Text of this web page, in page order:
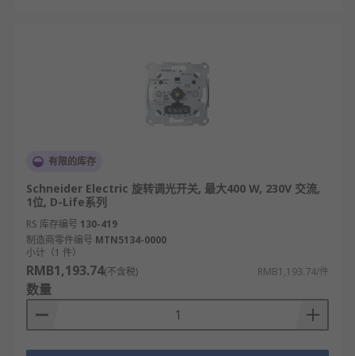
有限的库存
Schneider Electric 旋转调光开关, 最大400 W, 230V 交流,
1位, D-Life系列
RS 库存编号 130-419
制造商零件编号 MTN5134-0000
小计（1 件）
RMB1,193.74(不含税) RMB1,193.74/件
数量